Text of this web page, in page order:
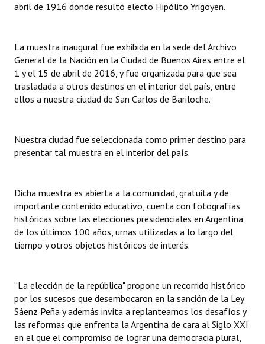
Declaraciones
Resoluciones de Presidencia
INSTITUCIONAL
Noticias Destacadas
Premio al Mérito - Registro
Audiencias Públicas - Registro
Periodistas Decanos - Registro
Ciudadano Ilustre - Registro
Banca del Vecino - Registro
abril de 1916 donde resultó electo Hipólito Yrigoyen.
La muestra inaugural fue exhibida en la sede del Archivo
General de la Nación en la Ciudad de Buenos Aires entre el
1 y el 15 de abril de 2016, y fue organizada para que sea
trasladada a otros destinos en el interior del país, entre
ellos a nuestra ciudad de San Carlos de Bariloche.
Nuestra ciudad fue seleccionada como primer destino para
presentar tal muestra en el interior del país.
Dicha muestra es abierta a la comunidad, gratuita y de
importante contenido educativo, cuenta con fotografías
históricas sobre las elecciones presidenciales en Argentina
de los últimos 100 años, urnas utilizadas a lo largo del
tiempo y otros objetos históricos de interés.
“La elección de la república" propone un recorrido histórico
por los sucesos que desembocaron en la sanción de la Ley
Sáenz Peña y además invita a replantearnos los desafíos y
las reformas que enfrenta la Argentina de cara al Siglo XXI
en el que el compromiso de lograr una democracia plural,